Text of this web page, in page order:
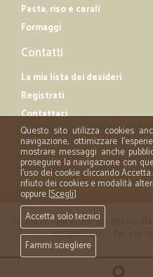
Pasta, riso e cerali
Formaggi
Contatti
La mia lista dei desideri
Registrati
Contattaci
Cicalia srl - via Acerbi 35 - 46100 -
02508120207 - Tel. +39
Questo sito utilizza cookies
navigazione, ottimizzare
mostrare messaggi anche
proseguire la navigazione con
l'uso dei cookie cliccando
rifiuto dei cookies e modalità
oppure [Scegli]
Accetta solo tecnici
Fammi sciegliere